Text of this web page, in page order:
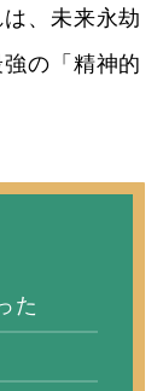
、未来永劫
の「精神的
た